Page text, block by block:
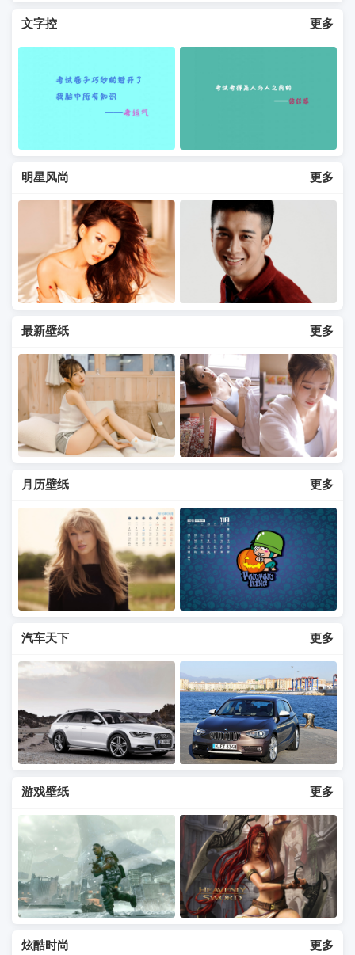
文字控 更多
明星风尚 更多
最新壁纸 更多
月历壁纸 更多
汽车天下 更多
游戏壁纸 更多
炫酷时尚 更多